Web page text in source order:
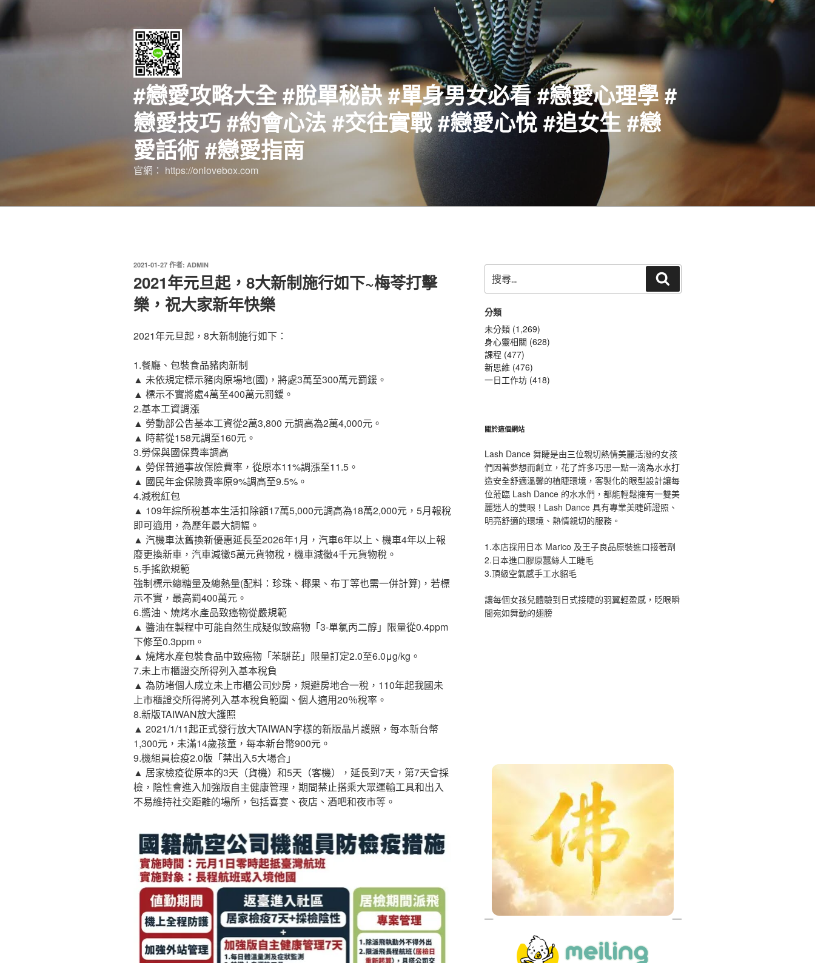
跳
至
主
要
#戀愛攻略大全 #脫單秘訣 #單身男女必看 #戀愛心理學 #
戀愛技巧 #約會心法 #交往實戰 #戀愛心悅 #追女生 #戀
愛話術 #戀愛指南
官網： https://onlovebox.com
發
於
2021-01-27 作者: ADMIN
2021年元旦起，8大新制施行如下~梅苓打擊
樂，祝大家新年快樂
2021年元旦起，8大新制施行如下：
1.餐廳、包裝食品豬肉新制
▲ 未依規定標示豬肉原場地(國)，將處3萬至300萬元罰鍰。
▲ 標示不實將處4萬至400萬元罰鍰。
2.基本工資調漲
▲ 勞動部公告基本工資從2萬3,800 元調高為2萬4,000元。
▲ 時薪從158元調至160元。
3.勞保與國保費率調高
▲ 勞保普通事故保險費率，從原本11%調漲至11.5。
▲ 國民年金保險費率原9%調高至9.5%。
4.減稅紅包
▲ 109年綜所稅基本生活扣除額17萬5,000元調高為18萬2,000元，5月報稅
即可適用，為歷年最大調幅。
▲ 汽機車汰舊換新優惠延長至2026年1月，汽車6年以上、機車4年以上報
廢更換新車，汽車減徵5萬元貨物稅，機車減徵4千元貨物稅。
5.手搖飲規範
強制標示總糖量及總熱量(配料：珍珠、椰果、布丁等也需一併計算)，若標
示不實，最高罰400萬元。
6.醬油、燒烤水產品致癌物從嚴規範
▲ 醬油在製程中可能自然生成疑似致癌物「3-單氯丙二醇」限量從0.4ppm
下修至0.3ppm。
▲ 燒烤水產包裝食品中致癌物「苯駢芘」限量訂定2.0至6.0μg/kg。
7.未上市櫃證交所得列入基本稅負
▲ 為防堵個人成立未上市櫃公司炒房，規避房地合一稅，110年起我國未
上市櫃證交所得將列入基本稅負範圍、個人適用20％稅率。
8.新版TAIWAN放大護照
▲ 2021/1/11起正式發行放大TAIWAN字樣的新版晶片護照，每本新台幣
1,300元，未滿14歲孩童，每本新台幣900元。
9.機組員檢疫2.0版「禁出入5大場合」
▲ 居家檢疫從原本的3天（貨機）和5天（客機），延長到7天，第7天會採
檢，陰性會進入加強版自主健康管理，期間禁止搭乘大眾運輸工具和出入
不易維持社交距離的場所，包括喜宴、夜店、酒吧和夜市等。
尋
關
鍵
字:
尋
分類
未分類 (1,269)
身心靈相關 (628)
課程 (477)
新思維 (476)
一日工作坊 (418)
關於這個網站
Lash Dance 舞睫是由三位親切熱情美麗活潑的女孩
們因著夢想而創立，花了許多巧思一點一滴為水水打
造安全舒適溫馨的植睫環境，客製化的眼型設計讓每
位蒞臨 Lash Dance 的水水們，都能輕鬆擁有一雙美
麗迷人的雙眼！Lash Dance 具有專業美睫師證照、
明亮舒適的環境、熱情親切的服務。
1.本店採用日本 Marico 及王子良品原裝進口接著劑
2.日本進口膠原蠶絲人工睫毛
3.頂級空氣感手工水貂毛
讓每個女孩兒體驗到日式接睫的羽翼輕盈感，眨眼瞬
間宛如舞動的翅膀